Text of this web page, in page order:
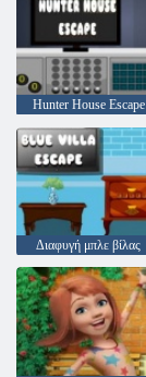
Hunter House Escape
Διαφυγή μπλε βίλας